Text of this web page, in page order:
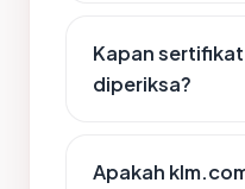
Kapan
diperiksa?
Apakah